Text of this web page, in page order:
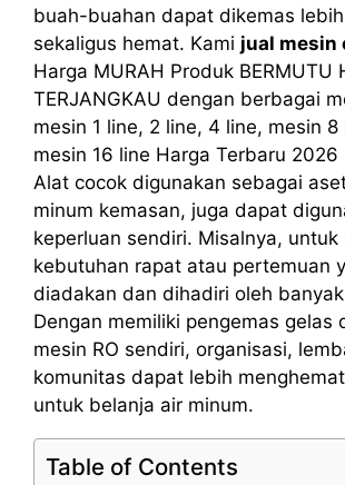
buah-buahan dapat dikemas
sekaligus hemat. Kami jual mesin
Harga MURAH Produk BERMUTU
TERJANGKAU dengan berbagai
mesin 1 line, 2 line, 4 line, mesin 8
mesin 16 line Harga Terbaru 2026
Alat cocok digunakan sebagai
minum kemasan, juga dapat
keperluan sendiri. Misalnya, untuk
kebutuhan rapat atau pertemuan
diadakan dan dihadiri oleh
Dengan memiliki pengemas gelas
mesin RO sendiri, organisasi,
komunitas dapat lebih
untuk belanja air minum.
Table of Contents